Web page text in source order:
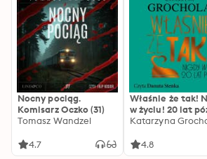
Nocny pociąg.
Komisarz Oczko (31)
Tomasz Wandzel
4.7
Właśnie że tak!
w życiu! 20 lat
Katarzyna
4.8